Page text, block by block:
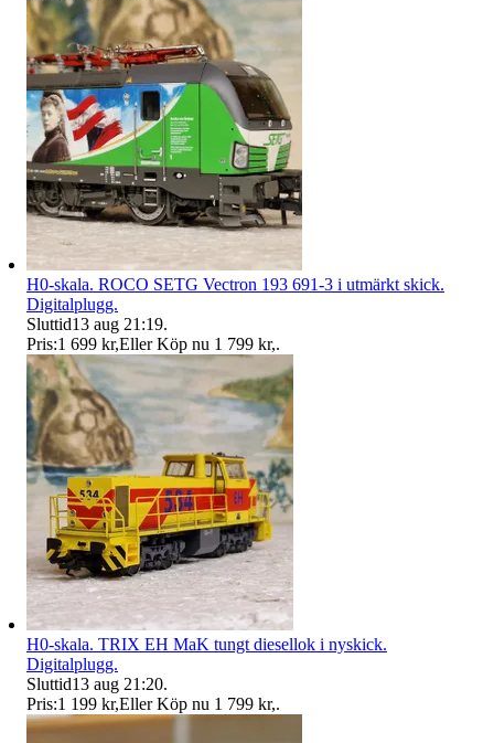
H0-skala. ROCO SETG Vectron 193 691-3 i utmärkt skick.
Digitalplugg.
Sluttid13 aug 21:19.
Pris:1 699 kr,Eller Köp nu 1 799 kr,.
H0-skala. TRIX EH MaK tungt diesellok i nyskick.
Digitalplugg.
Sluttid13 aug 21:20.
Pris:1 199 kr,Eller Köp nu 1 799 kr,.